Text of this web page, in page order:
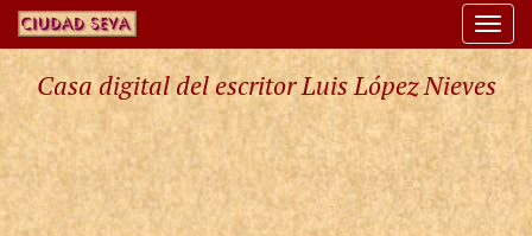
Casa digital del escritor Luis López Nieves